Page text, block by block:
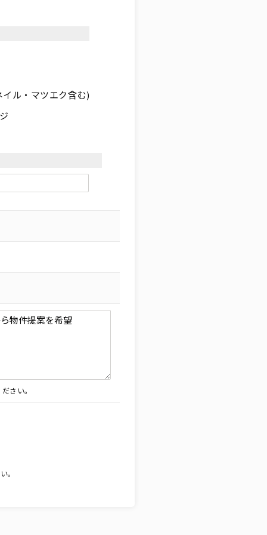
ル・マツエク含む)
さい。
。